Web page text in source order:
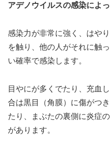
アデノウイルスの感染によ
感染力が非常に強く、はや
を触り、他の人がそれに触
い確率で感染します。
目やにが多くでたり、充血
合は黒目（角膜）に傷がつ
たり、まぶたの裏側に炎症
があります。